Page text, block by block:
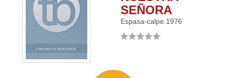
SEÑORA
Espasa-calpe 1976